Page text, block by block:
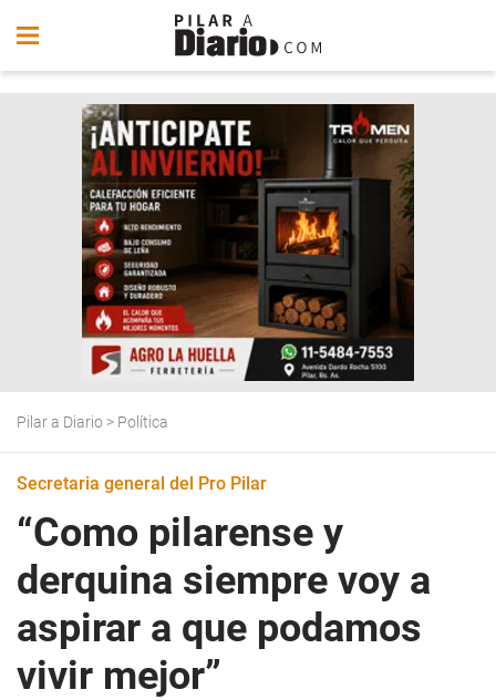
Pilar a Diario > Política
Secretaria general del Pro Pilar
“Como pilarense y
derquina siempre voy a
aspirar a que podamos
vivir mejor”